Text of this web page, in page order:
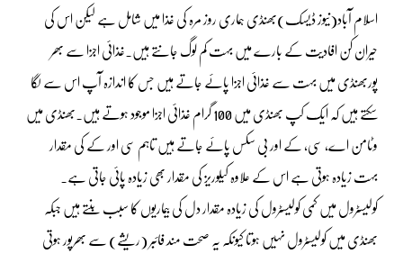
اسلام آباد(نیوز ڈیسک)بھنڈی ہماری روز مرہ کی غذا میں شامل ہے لیکن اس کی
حیران کن افادیت کے بارے میں بہت کم لوگ جانتے ہیں۔غذائی اجزا سے بھر
پوربھنڈی میں بہت سے غذائی اجزا پائے جاتے ہیں جس کا اندازہ آپ اس سے لگا
سکتے ہیں کہ ایک کپ بھنڈی میں 100 گرام غذائی اجزا موجود ہوتے ہیں۔بھنڈی میں
وٹامن اے، سی، کے اور بی سکس پائے جاتے ہیں تاہم سی اور کے کی مقدار
بہت زیادہ ہوتی ہے اس کے علاوہ کیلوریز کی مقدار بھی زیادہ پائی جاتی ہے۔
کولیسٹرول میں کمی کولیسٹرول کی زیادہ مقدار دل کی بیماریوں کا سبب بنتے ہیں جبکہ
بھنڈی میں کولیسٹرول نہیں ہوتا کیونکہ یہ صحت مند فائبر (ریشے) سے بھرپور ہوتی